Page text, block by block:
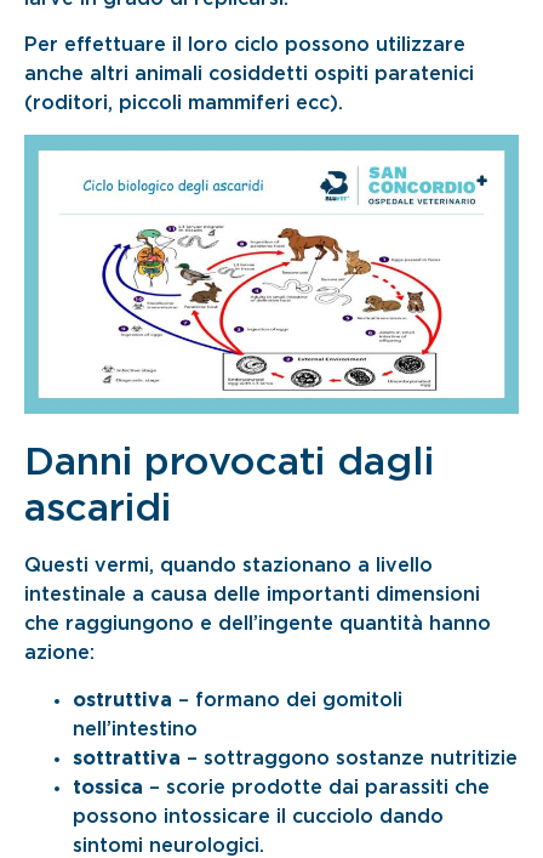
Per effettuare il loro ciclo possono utilizzare
anche altri animali cosiddetti ospiti paratenici
(roditori, piccoli mammiferi ecc).
Danni provocati dagli
ascaridi
Questi vermi, quando stazionano a livello
intestinale a causa delle importanti dimensioni
che raggiungono e dell’ingente quantità hanno
azione:
ostruttiva – formano dei gomitoli
nell’intestino
sottrattiva – sottraggono sostanze nutritizie
tossica – scorie prodotte dai parassiti che
possono intossicare il cucciolo dando
sintomi neurologici.